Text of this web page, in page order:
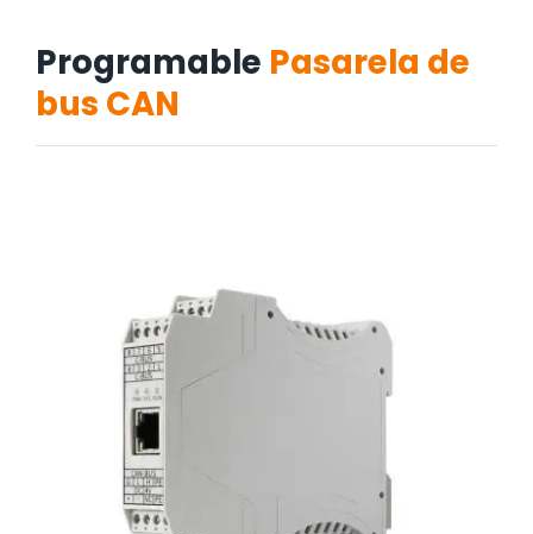
Programable Pasarela de
bus CAN